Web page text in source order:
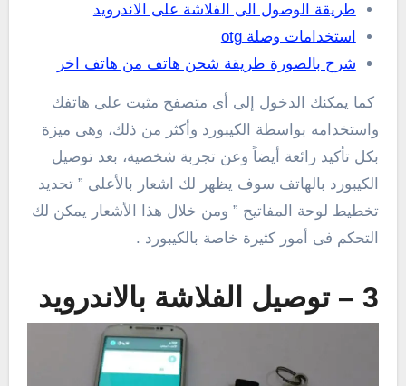
طريقة الوصول الى الفلاشة على الاندرويد
استخدامات وصلة otg
شرح بالصورة طريقة شحن هاتف من هاتف اخر
كما يمكنك الدخول إلى أى متصفح مثبت على هاتفك
واستخدامه بواسطة الكيبورد وأكثر من ذلك، وهى ميزة
بكل تأكيد رائعة أيضاً وعن تجربة شخصية، بعد توصيل
الكيبورد بالهاتف سوف يظهر لك اشعار بالأعلى ” تحديد
تخطيط لوحة المفاتيح ” ومن خلال هذا الأشعار يمكن لك
التحكم فى أمور كثيرة خاصة بالكيبورد .
3 – توصيل الفلاشة بالاندرويد